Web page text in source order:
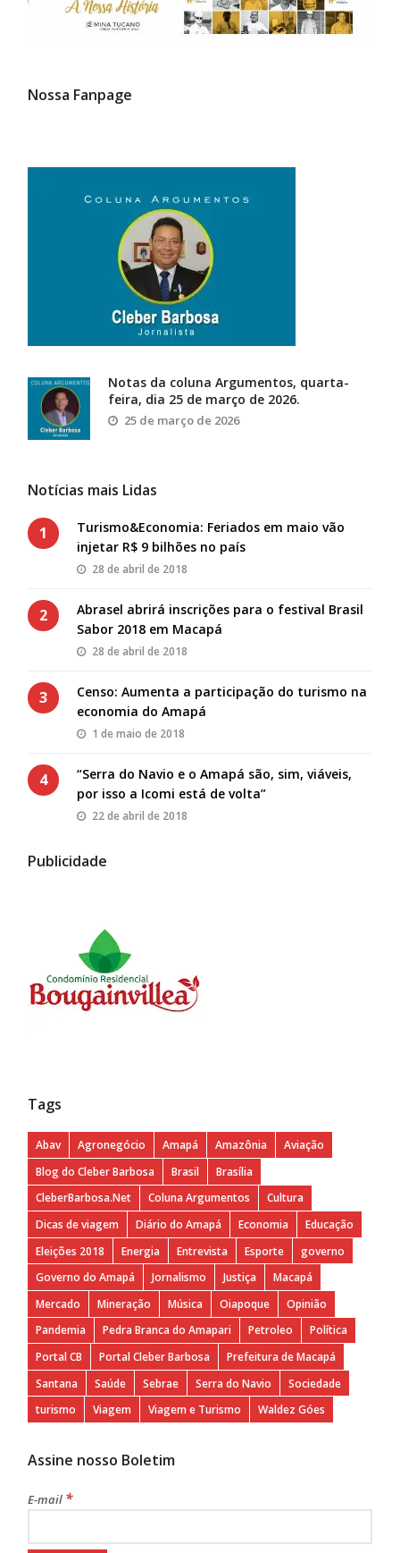
Nossa Fanpage
Notas da coluna Argumentos, quarta-
feira, dia 25 de março de 2026.
25 de março de 2026
Notícias mais Lidas
1
Turismo&Economia: Feriados em maio vão
injetar R$ 9 bilhões no país
28 de abril de 2018
2
Abrasel abrirá inscrições para o festival Brasil
Sabor 2018 em Macapá
28 de abril de 2018
3
Censo: Aumenta a participação do turismo na
economia do Amapá
1 de maio de 2018
4
“Serra do Navio e o Amapá são, sim, viáveis,
por isso a Icomi está de volta”
22 de abril de 2018
Publicidade
Tags
Abav Agronegócio Amapá Amazônia
Aviação
Blog do Cleber Barbosa
Brasil
Brasília
CleberBarbosa.Net
Coluna Argumentos
Cultura
Dicas de viagem
Diário do Amapá Economia
Educação
Eleições 2018
Energia Entrevista Esporte
governo
Governo do Amapá
Jornalismo Justiça
Macapá
Mercado
Mineração Música Oiapoque
Opinião
Pandemia
Pedra Branca do Amapari Petroleo
Política
Portal CB
Portal Cleber Barbosa
Prefeitura de Macapá
Santana
Saúde Sebrae Serra do Navio
Sociedade
turismo
Viagem Viagem e Turismo Waldez Góes
Assine nosso Boletim
E-mail *